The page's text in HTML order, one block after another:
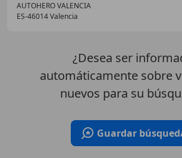
AUTOHERO VALENCIA
ES-46014 Valencia
¿Desea ser
automáticamente sobre
nuevos para su
Guardar